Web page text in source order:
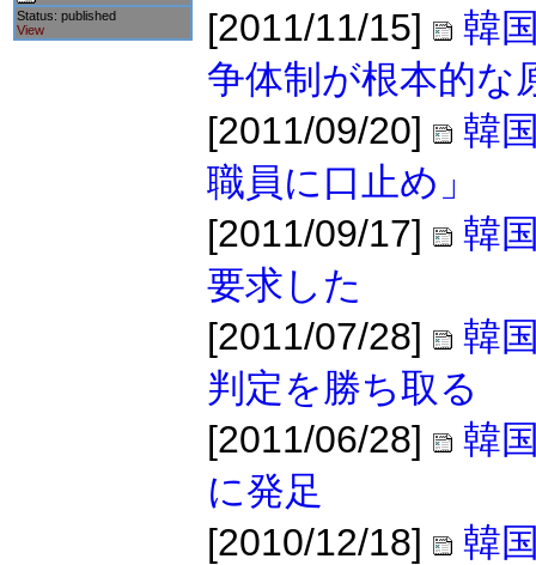
Status: published
View
[2011/11/15]
韓
争体制が根本的な
[2011/09/20]
韓
職員に口止め」
[2011/09/17]
韓
要求した
[2011/07/28]
韓
判定を勝ち取る
[2011/06/28]
韓
に発足
[2010/12/18]
韓